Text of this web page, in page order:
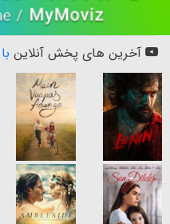
آخرین های پخش آنلاین